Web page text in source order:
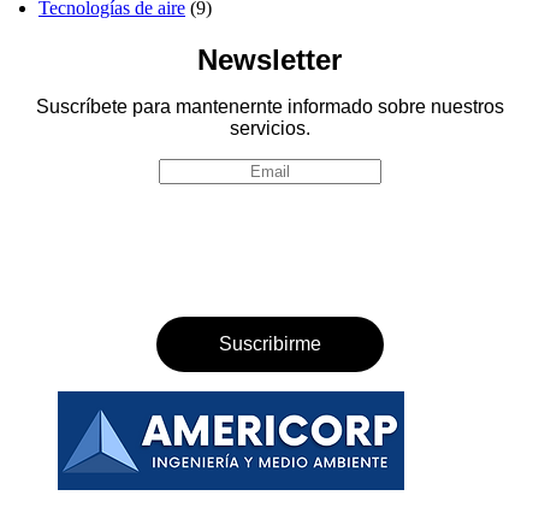
Tecnologías de aire (9)
Newsletter
Suscríbete para mantenernte informado sobre nuestros
servicios.